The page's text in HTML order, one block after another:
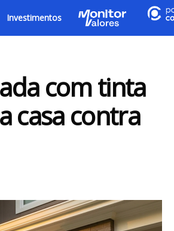
Investimentos
com tinta
casa contra